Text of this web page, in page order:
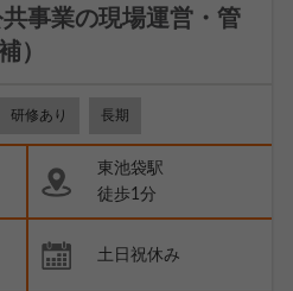
事業の現場運営・管
）
研修あり 長期
東池袋駅
徒歩1分
土日祝休み